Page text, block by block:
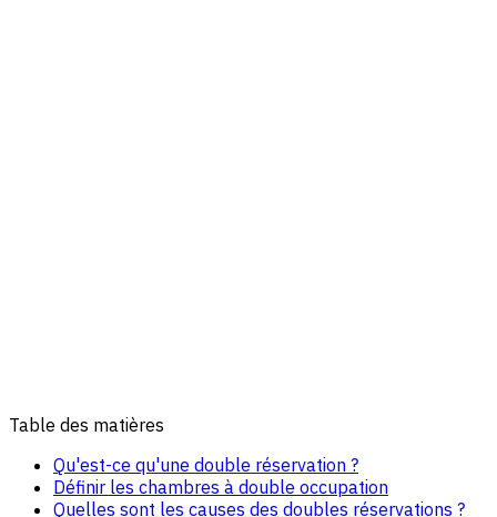
Table des matières
Qu'est-ce qu'une double réservation ?
Définir les chambres à double occupation
Quelles sont les causes des doubles réservations ?